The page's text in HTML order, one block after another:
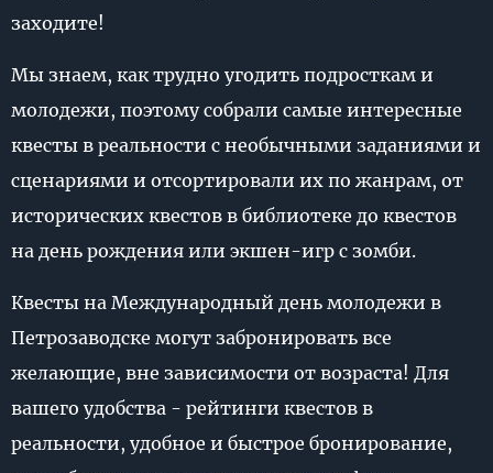
заходите!
Мы знаем, как трудно угодить подросткам и
молодежи, поэтому собрали самые интересные
квесты в реальности с необычными заданиями и
сценариями и отсортировали их по жанрам, от
исторических квестов в библиотеке до квестов
на день рождения или экшен-игр с зомби.
Квесты на Международный день молодежи в
Петрозаводске могут забронировать все
желающие, вне зависимости от возраста! Для
вашего удобства - рейтинги квестов в
реальности, удобное и быстрое бронирование,